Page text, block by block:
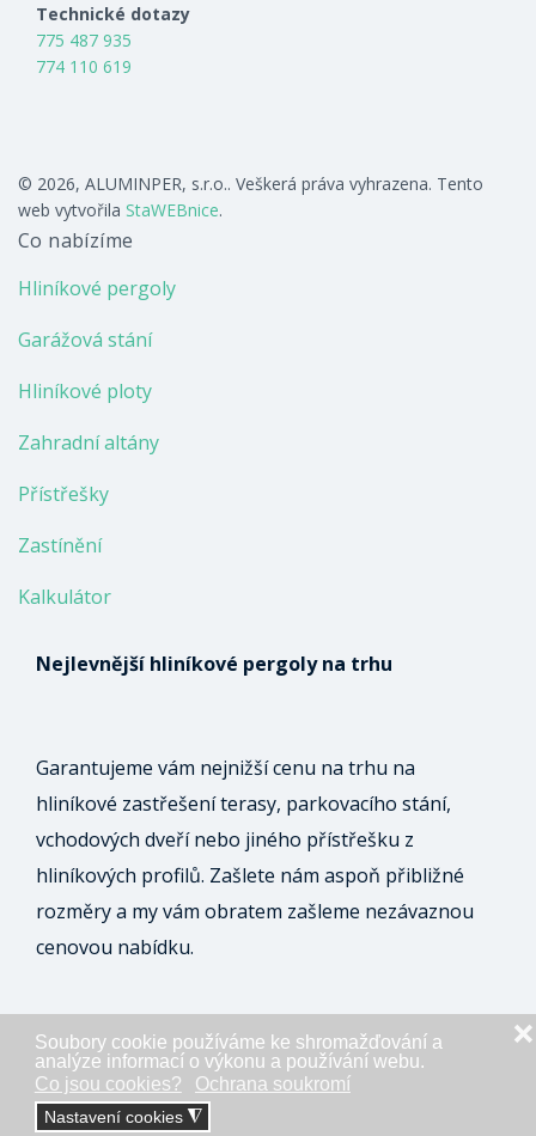
Soubory cookie používáme ke shromažďování a
analýze informací o výkonu a používání webu.
Co jsou cookies?
Ochrana soukromí
Nastavení cookies ◮
❌
Technické dotazy
775 487 935
774 110 619
© 2026, ALUMINPER, s.r.o.. Veškerá práva vyhrazena. Tento
web vytvořila StaWEBnice.
Co nabízíme
Hliníkové pergoly
Garážová stání
Hliníkové ploty
Zahradní altány
Přístřešky
Zastínění
Kalkulátor
Nejlevnější hliníkové pergoly na trhu
Garantujeme vám nejnižší cenu na trhu na
hliníkové zastřešení terasy, parkovacího stání,
vchodových dveří nebo jiného přístřešku z
hliníkových profilů. Zašlete nám aspoň přibližné
rozměry a my vám obratem zašleme nezávaznou
cenovou nabídku.
ODESLAT NEZÁVAZNOU POPTÁVKU